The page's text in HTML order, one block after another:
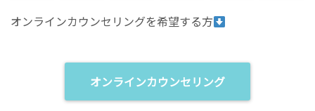
オンラインカウンセリングを希望する方
オンラインカウンセリング